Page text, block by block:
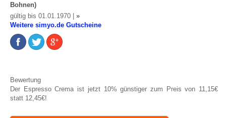
Bohnen)
gültig bis 01.01.1970 | »
Weitere simyo.de Gutscheine
Bewertung
Der Espresso Crema ist jetzt 10% günstiger zum Preis von 11,15€
statt 12,45€!